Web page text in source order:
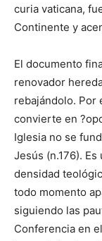
curia vaticana,
Continente y
El documento
renovador
rebajándolo. Por
convierte en
Iglesia no se
Jesús (n.176).
densidad
todo momento
siguiendo las
Conferencia en